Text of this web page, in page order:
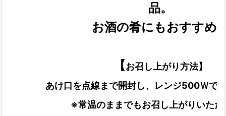
品。
お酒の肴にもおすすめ
【お召し上がり方法】
あけ口を点線まで開封し、レンジ500Ｗで
※常温のままでもお召し上がりいただ